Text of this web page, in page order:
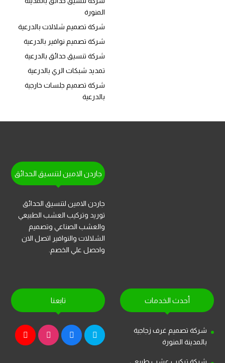
المنورة
شركة تصميم شلالات بالدرعية
شركة تصميم نوافير بالدرعية
شركة تنسيق حدائق بالدرعية
تمديد شبكات الري بالدرعية
شركة تصميم جلسات خارجية
بالدرعية
جاردن الامين لتنسيق الحدائق
جاردن الامين لتنسيق الحدائق
توريد وتركيب العشب الطبيعي
والعشب الصناعي وتصميم
الشلالات والنوافير اتصل الان
واحصل علي الخصم.
أحدث الخدمات
شركة تصميم غرف زجاجية
بالمدينة المنورة
تابعنا